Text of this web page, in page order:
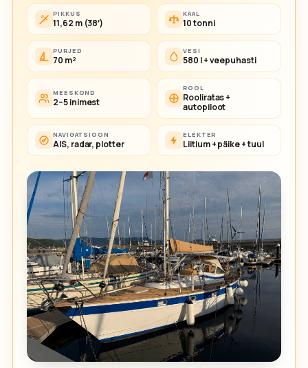
PIKKUS
11,62 m (38′)
KAAL
10 tonni
PURJED
70 m²
VESI
580 l + veepuhasti
MEESKOND
2–5 inimest
ROOL
Rooliratas +
autopiloot
NAVIGATSIOON
AIS, radar, plotter
ELEKTER
Liitium + päike + tuul